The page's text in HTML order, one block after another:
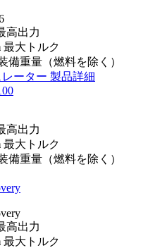
高出力
最大トルク
備重量（燃料を除く）
ーター 製品詳細
高出力
最大トルク
備重量（燃料を除く）
高出力
最大トルク